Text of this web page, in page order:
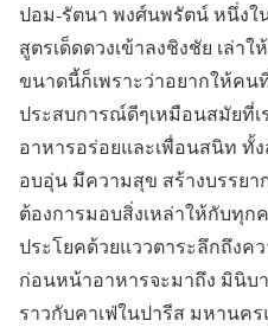
ปอม-รัตนา พงศ์นพรัตน์ หนึ่ง
สูตรเด็ดดวงเข้าลงชิงชัย เล่า
ขนาดนี้ก็เพราะว่าอยากให้คน
ประสบการณ์ดีๆเหมือนสมัยที่
อาหารอร่อยและเพื่อนสนิท ทั้
อบอุ่น มีความสุข สร้างบรรยา
ต้องการมอบสิ่งเหล่าให้กับทุก
ประโยคด้วยแววตาระลึกถึงค
ก่อนหน้าอาหารจะมาถึง มินิบ
ราวกับคาเฟ่ในปารีส มหานค